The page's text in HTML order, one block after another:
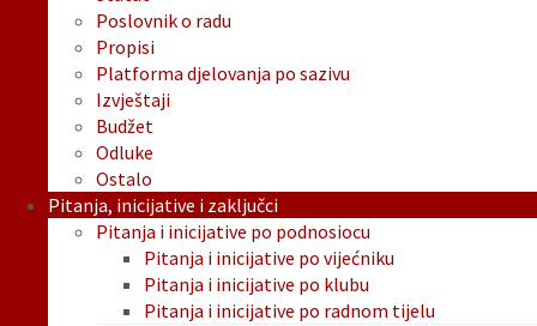
Poslovnik o radu
Propisi
Platforma djelovanja po sazivu
Izvještaji
Budžet
Odluke
Ostalo
Pitanja, inicijative i zaključci
Pitanja i inicijative po podnosiocu
Pitanja i inicijative po vijećniku
Pitanja i inicijative po klubu
Pitanja i inicijative po radnom tijelu